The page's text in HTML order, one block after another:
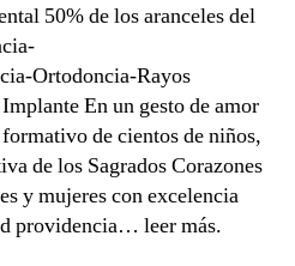
50% de los aranceles del
Ortodoncia-Rayos
En un gesto de amor
de cientos de niños,
de los Sagrados Corazones
y mujeres con excelencia
providencia… leer más.